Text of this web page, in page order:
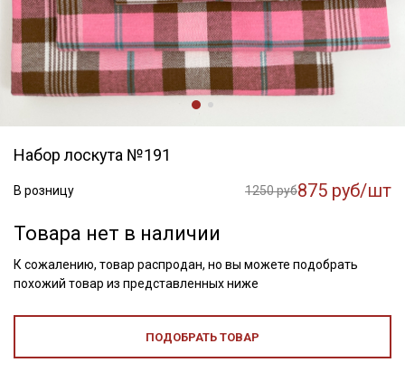
Набор лоскута №191
В розницу 1250 руб875 руб/шт
Товара нет в наличии
К сожалению, товар распродан, но вы можете подобрать
похожий товар из представленных ниже
ПОДОБРАТЬ ТОВАР